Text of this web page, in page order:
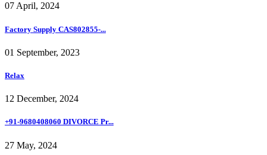
07 April, 2024
Factory Supply CAS802855-...
01 September, 2023
Relax
12 December, 2024
+91-9680408060 DIVORCE Pr...
27 May, 2024